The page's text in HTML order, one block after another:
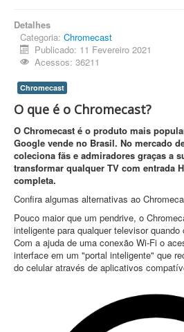
Detalhes
Categoria: Chromecast
Publicado: 11 Fevereiro 2021
Acessos: 36211
Chromecast
O que é o Chromecast?
O Chromecast é o produto mais
Google vende no Brasil. No mercado
coleciona fãs e admiradores graças a
transformar qualquer TV com entrada
completa.
Confira algumas alternativas ao
Pouco maior que um pendrive, o
inteligente para qualquer televisor
Com a ajuda de uma conexão Wi-Fi o
interface em um "portal inteligente" que
do celular através de aplicativos